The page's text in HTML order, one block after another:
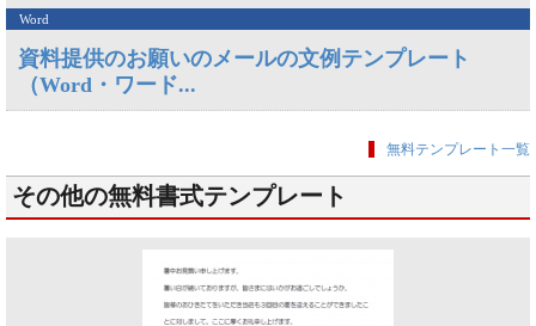
Word
資料提供のお願いのメールの文例テンプレート
（Word・ワード...
無料テンプレート一覧
その他の無料書式テンプレート